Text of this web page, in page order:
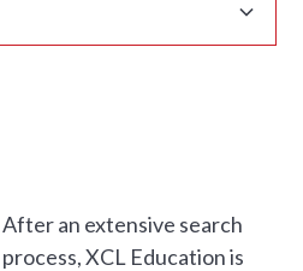
After an extensive search
process, XCL Education is